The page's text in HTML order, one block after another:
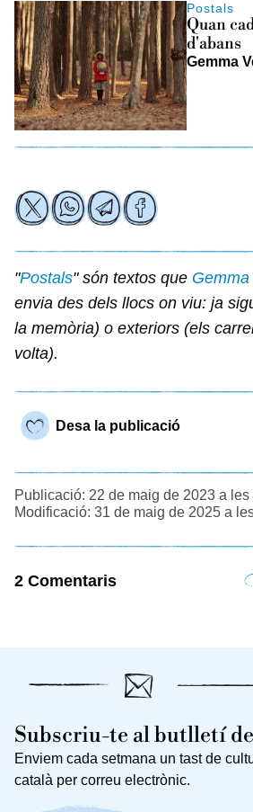
Postals
Quan
d'abans
Gemma
"Postals" són textos que
envia des dels llocs on viu: ja
la memòria) o exteriors (els
volta).
Desa la publicació
Publicació: 22 de maig de 2023 a les
Modificació: 31 de maig de 2025 a
2 Comentaris
Subscriu-te al butlletí
Enviem cada setmana un tast de
català per correu electrònic.